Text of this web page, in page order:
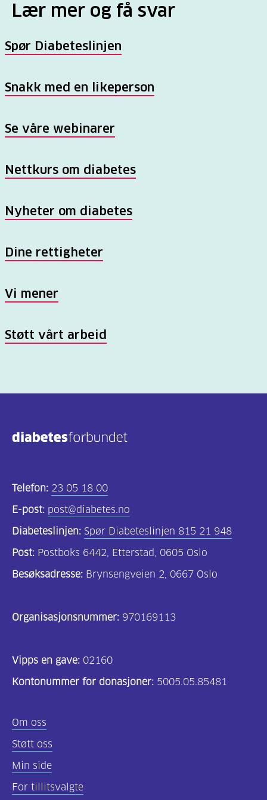
Lær mer og få svar
Spør Diabeteslinjen
Snakk med en likeperson
Se våre webinarer
Nettkurs om diabetes
Nyheter om diabetes
Dine rettigheter
Vi mener
Støtt vårt arbeid
Telefon: 23 05 18 00
E-post: post@diabetes.no
Diabeteslinjen: Spør Diabeteslinjen 815 21 948
Post: Postboks 6442, Etterstad, 0605 Oslo
Besøksadresse: Brynsengveien 2, 0667 Oslo
Organisasjonsnummer: 970169113
Vipps en gave: 02160
Kontonummer for donasjoner: 5005.05.85481
Om oss
Støtt oss
Min side
For tillitsvalgte